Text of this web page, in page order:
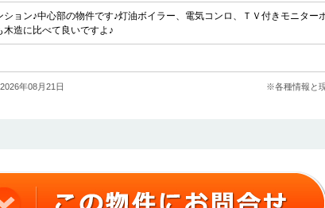
ョン♪中心部の物件です♪灯油ボイラー、電気コンロ、ＴＶ付きモニター
造に比べて良いですよ♪
年08月21日 ※各種情報と